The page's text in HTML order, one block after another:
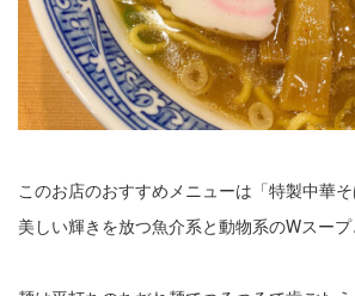
このお店のおすすめメニューは「特製中華そ
美しい輝きを放つ魚介系と動物系のWスープ